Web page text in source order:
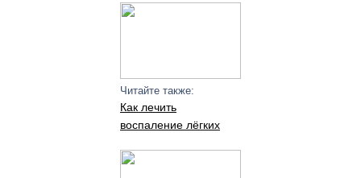
Читайте также:
Как лечить
воспаление лёгких